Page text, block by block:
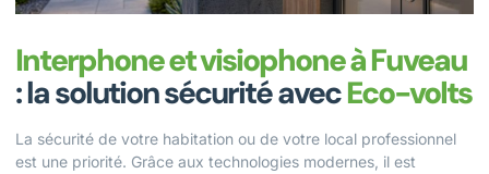
Interphone et visiophone à Fuveau
: la solution sécurité avecEco-volts
La sécurité de votre habitation ou de votre local professionnel
est une priorité. Grâce aux technologies modernes, il est